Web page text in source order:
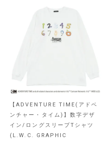
【ADVENTURE TIME(アドベ
ンチャー・タイム)】数字デザ
イン/ロングスリーブTシャツ
(L.W.C. GRAPHIC